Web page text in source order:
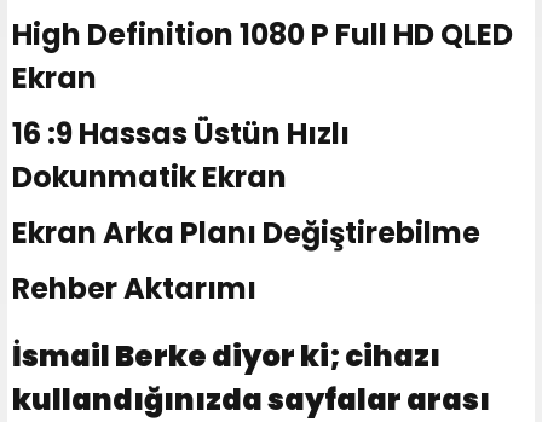
High Definition 1080 P Full HD QLED
Ekran
16 :9 Hassas Üstün Hızlı
Dokunmatik Ekran
Ekran Arka Planı Değiştirebilme
Rehber Aktarımı
İsmail Berke diyor ki; cihazı
kullandığınızda sayfalar arası